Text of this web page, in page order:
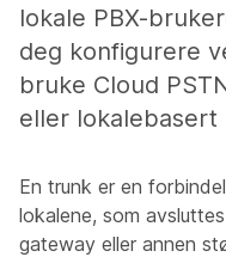
lokale PBX-
deg konfigurere
bruke Cloud
eller lokalebasert
En trunk er en
lokalene, som
gateway eller annen